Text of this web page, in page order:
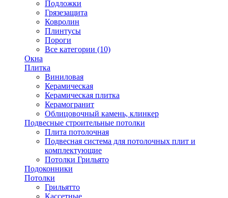
Подложки
Грязезащита
Ковролин
Плинтусы
Пороги
Все категории (10)
Окна
Плитка
Виниловая
Керамическая
Керамическая плитка
Керамогранит
Облицовочный камень, клинкер
Подвесные строительные потолки
Плита потолочная
Подвесная система для потолочных плит и
комплектующие
Потолки Грильято
Подоконники
Потолки
Грильятто
Кассетные